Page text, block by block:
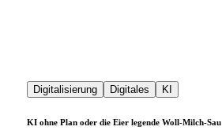
Digitalisierung Digitales KI
KI ohne Plan oder die Eier legende Woll-Milch-Sau